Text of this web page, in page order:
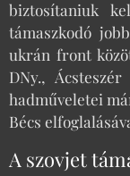
biztosítaniuk
támaszkodó
ukrán front
DNy.,
hadműveletei
Bécs
A szovjet